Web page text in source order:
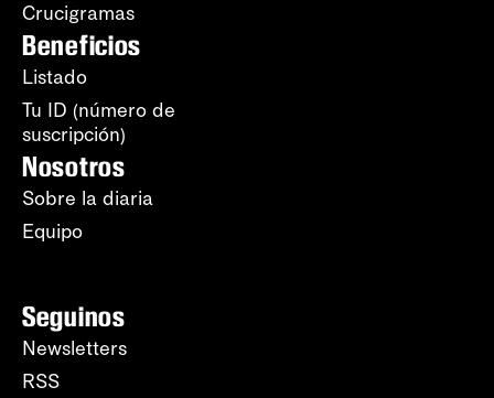
Crucigramas
Beneficios
Listado
Tu ID (número de
suscripción)
Nosotros
Sobre la diaria
Equipo
Seguinos
Newsletters
RSS